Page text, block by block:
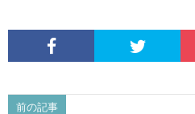
前の記事